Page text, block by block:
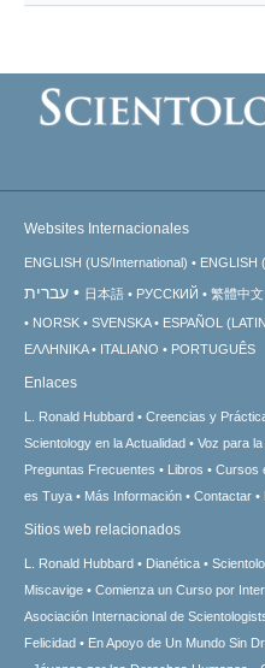
Websites Internacionales
ENGLISH (US/International) ENGLISH
עברית 日本語 РУССКИЙ 繁體中文
NORSK
SVENSKA ESPAÑOL
ΕΛΛΗΝΙΚA
ITALIANO PORTUGUÊS
Enlaces
L. Ronald Hubbard Creencias y
Scientology en la Actualidad
Voz para
Preguntas Frecuentes
Libros Cursos
es Tuya
Más Información Contactar
Sitios web relacionados
L. Ronald Hubbard Dianética
Miscavige
Comienza un Curso por
Asociación Internacional de
Felicidad
En Apoyo de Un Mundo Sin